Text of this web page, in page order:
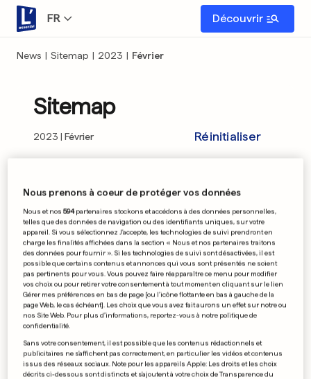
FR Découvrir
News | Sitemap | 2023 | Février
Sitemap
2023 Février Réinitialiser
10 11 12 13 14 15 16 17 18
19 20 21 22 23 24 25 26 27
28
Nous prenons à coeur de protéger vos données
Nous et nos594partenaires stockons et accédons à des données personnelles,
telles que des données de navigation ou des identifiants uniques, sur votre
appareil. Si vous sélectionnez J'accepte, les technologies de suivi prendront en
charge les finalités affichées dans la section « Nous et nos partenaires traitons
des données pour fournir ». Si les technologies de suivi sont désactivées, il est
possible que certains contenus et annonces qui vous sont présentés ne soient
pas pertinents pour vous. Vous pouvez faire réapparaître ce menu pour modifier
vos choix ou pour retirer votre consentement à tout moment en cliquant sur le lien
Gérer mes préférences en bas de page [ou l'icône flottante en bas à gauche de la
page Web, le cas échéant]. Les choix que vous avez fait aurons un effet sur notre ou
nos Site Web. Pour plus d’informations, reportez-vous à notre politique de
confidentialité.
Sans votre consentement, il est possible que les contenus rédactionnels et
publicitaires ne s'affichent pas correctement, en particulier les vidéos et contenus
issus des réseaux sociaux. Note pour les appareils Apple: Les droits et les choix
décrits ci-dessous sont distincts et s'ajoutent à votre choix de Transparence du